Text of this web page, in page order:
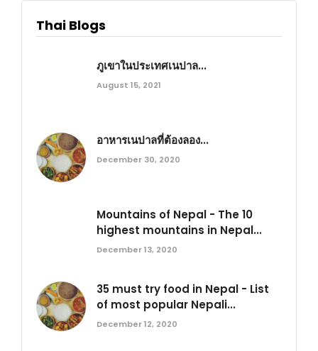
Thai Blogs
ภูเขาในประเทศเนปาล...
August 15, 2021
อาหารเนปาลที่ต้องลอง...
December 30, 2020
Mountains of Nepal - The 10
highest mountains in Nepal...
December 13, 2020
35 must try food in Nepal - List
of most popular Nepali...
December 12, 2020